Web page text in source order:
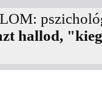
hallod,